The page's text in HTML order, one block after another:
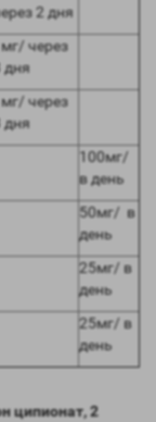
2 дня
через
дня
через
дня
100мг/
в день
50мг/ в
день
25мг/ в
день
25мг/ в
день
ципионат, 2